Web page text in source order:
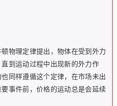
物理定律提出，物体在受到外力
到运动过程中出现新的外力作
同样遵循这个定律，在市场未出
事件前，价格的运动总是会延续